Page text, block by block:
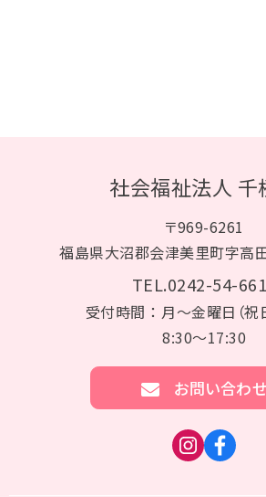
社会福祉法人 千
〒969-6261
福島県大沼郡会津美里町字高
TEL.0242-54-
受付時間 ： 月～金曜日（祝
8:30～17:30
お問い合わせ